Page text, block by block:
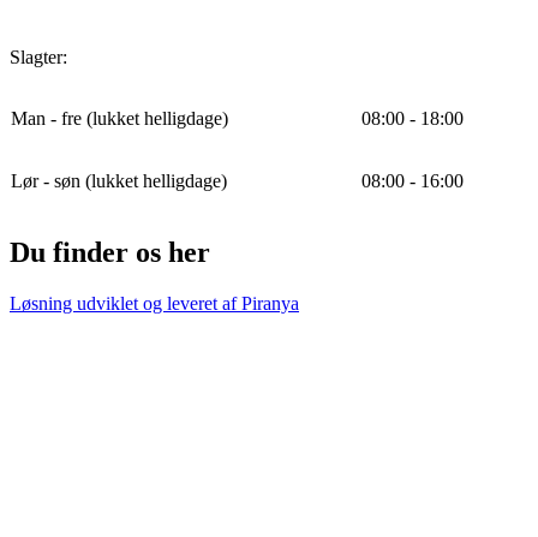
Slagter:
Man - fre (lukket helligdage) 08:00 - 18:00
Lør - søn (lukket helligdage) 08:00 - 16:00
Du finder os her
Løsning udviklet og leveret afPiranya